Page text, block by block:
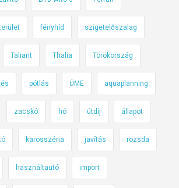
fényhíd szigetelőszalag
Taliant Thalia Törökország
pótlás ÚME aquaplanning
zacskó hó útdíj állapot
karosszéria javítás rozsda
használtautó import